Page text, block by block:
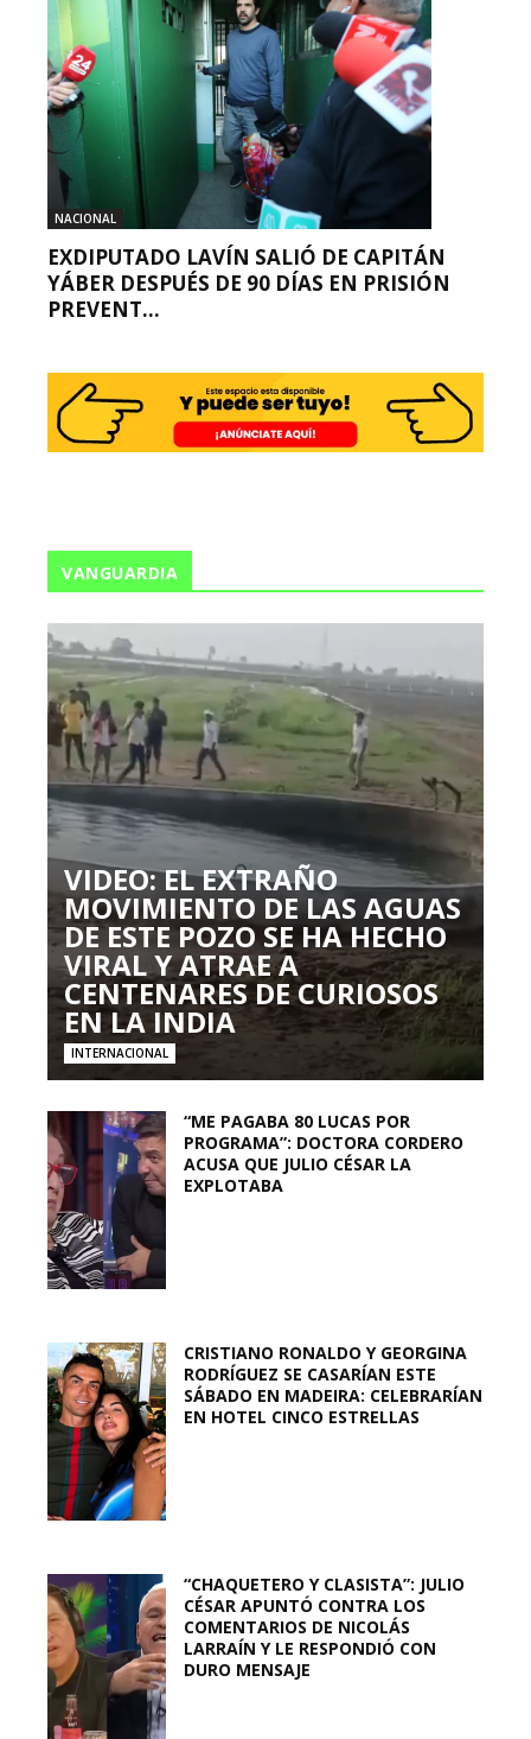
NACIONAL
EXDIPUTADO LAVÍN SALIÓ DE CAPITÁN
YÁBER DESPUÉS DE 90 DÍAS EN PRISIÓN
PREVENT...
VANGUARDIA
VIDEO: EL EXTRAÑO
MOVIMIENTO DE LAS AGUAS
DE ESTE POZO SE HA HECHO
VIRAL Y ATRAE A
CENTENARES DE CURIOSOS
EN LA INDIA
INTERNACIONAL
“ME PAGABA 80 LUCAS POR
PROGRAMA”: DOCTORA CORDERO
ACUSA QUE JULIO CÉSAR LA
EXPLOTABA
CRISTIANO RONALDO Y GEORGINA
RODRÍGUEZ SE CASARÍAN ESTE
SÁBADO EN MADEIRA: CELEBRARÍAN
EN HOTEL CINCO ESTRELLAS
“CHAQUETERO Y CLASISTA”: JULIO
CÉSAR APUNTÓ CONTRA LOS
COMENTARIOS DE NICOLÁS
LARRAÍN Y LE RESPONDIÓ CON
DURO MENSAJE